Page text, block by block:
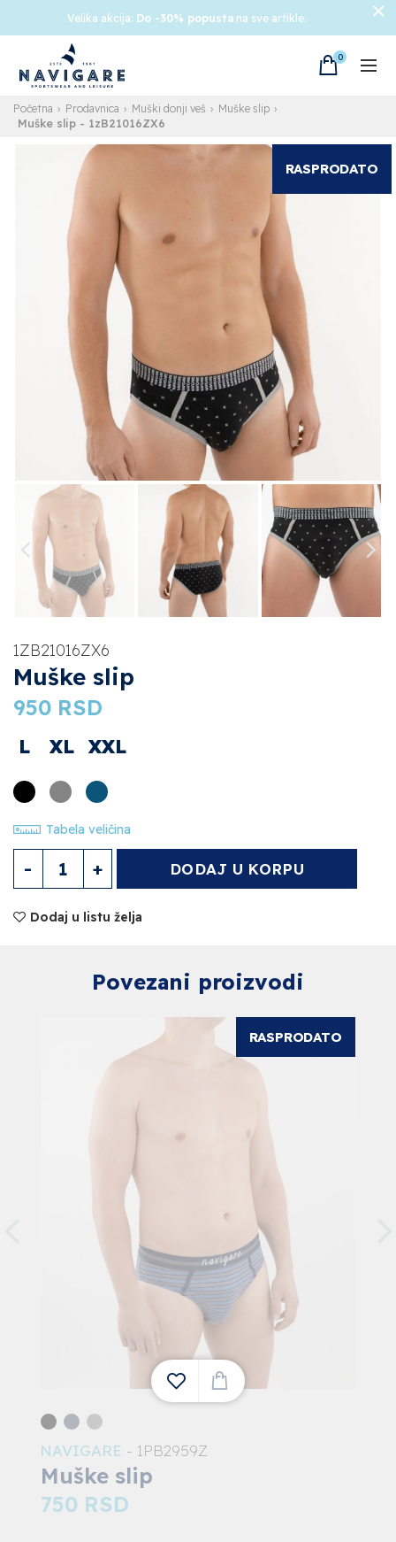
0
RASPRODATO
Početna Prodavnica Muški donji veš Muške slip
Muške slip - 1zB21016ZX6
1ZB21016ZX6
Muške slip
950 RSD
L XL XXL
Tabela veličina
DODAJ U KORPU
Dodaj u listu želja
Povezani proizvodi
RASPRODATO
1
NAVIGARE - 1PB2959Z
Muške slip
750 RSD
Velika akcija: Do -30% popusta na sve artikle.